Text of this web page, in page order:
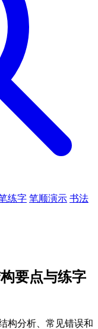
练字 笔顺演示 书法
要点与练字
构分析、常见错误和